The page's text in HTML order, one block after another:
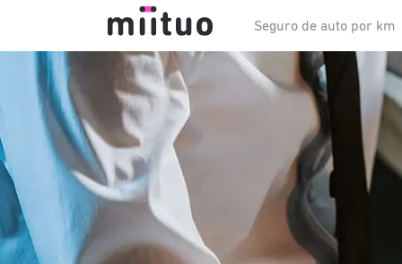
Seguro de auto por km